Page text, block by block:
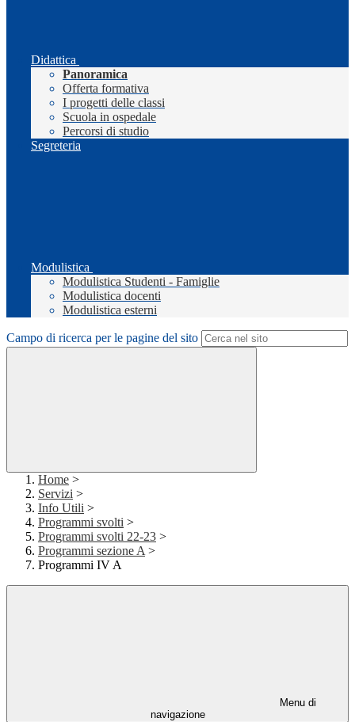
Didattica
Panoramica
Offerta formativa
I progetti delle classi
Scuola in ospedale
Percorsi di studio
Segreteria
Modulistica
Modulistica Studenti - Famiglie
Modulistica docenti
Modulistica esterni
Campo di ricerca per le pagine del sito
Home >
Servizi >
Info Utili >
Programmi svolti >
Programmi svolti 22-23 >
Programmi sezione A >
Programmi IV A
Menu di
navigazione